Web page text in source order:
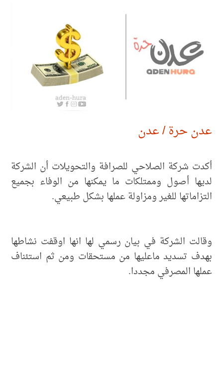
عدن حرة / عدن
أكدت شركة الصلاحي للصرافة والتحويلات أن الشركة
لديها أصول وممتلكات ما يمكنها من الوفاء بجميع
التزاماتها للغير ومزاولة عملها بشكل طبيعي.
وقالت الشركة في بيان رسمي لها انها اوقفت نشاطها
بهدف تسديد ماعليها من مستحقات ومن ثم استئناف
عملها المصرفي مجددا.